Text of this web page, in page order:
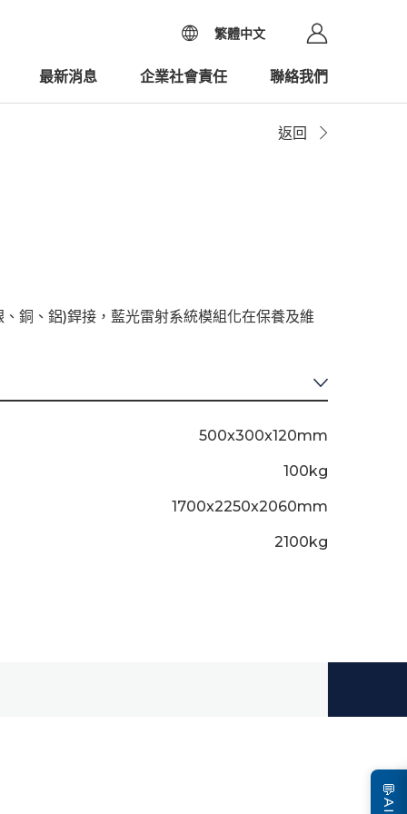
繁體中文
最新消息 企業社會責任 聯絡我們
返回
銅、鋁)銲接，藍光雷射系統模組化在保養及維
500x300x120mm
100kg
1700x2250x2060mm
2100kg
💬